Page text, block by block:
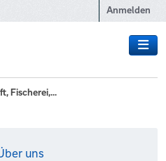
Anmelden
Fischerei,...
uns